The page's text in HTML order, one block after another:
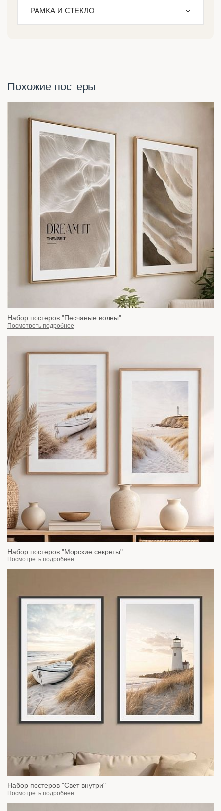
РАМКА И СТЕКЛО
Похожие постеры
Набор постеров "Песчаные волны"
Посмотреть подробнее
Набор постеров "Морские секреты"
Посмотреть подробнее
Набор постеров "Свет внутри"
Посмотреть подробнее